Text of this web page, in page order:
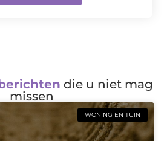
die u niet mag
missen
WONING EN TUIN